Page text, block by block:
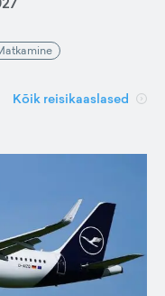
Kõik reisikaaslased